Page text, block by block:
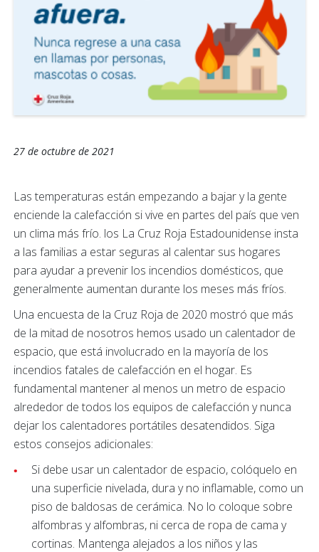
27 de octubre de 2021
Las temperaturas están empezando a bajar y la gente
enciende la calefacción si vive en partes del país que ven
un clima más frío. los La Cruz Roja Estadounidense insta
a las familias a estar seguras al calentar sus hogares
para ayudar a prevenir los incendios domésticos, que
generalmente aumentan durante los meses más fríos.
Una encuesta de la Cruz Roja de 2020 mostró que más
de la mitad de nosotros hemos usado un calentador de
espacio, que está involucrado en la mayoría de los
incendios fatales de calefacción en el hogar. Es
fundamental mantener al menos un metro de espacio
alrededor de todos los equipos de calefacción y nunca
dejar los calentadores portátiles desatendidos. Siga
estos consejos adicionales:
Si debe usar un calentador de espacio, colóquelo en
una superficie nivelada, dura y no inflamable, como un
piso de baldosas de cerámica. No lo coloque sobre
alfombras y alfombras, ni cerca de ropa de cama y
cortinas. Mantenga alejados a los niños y las